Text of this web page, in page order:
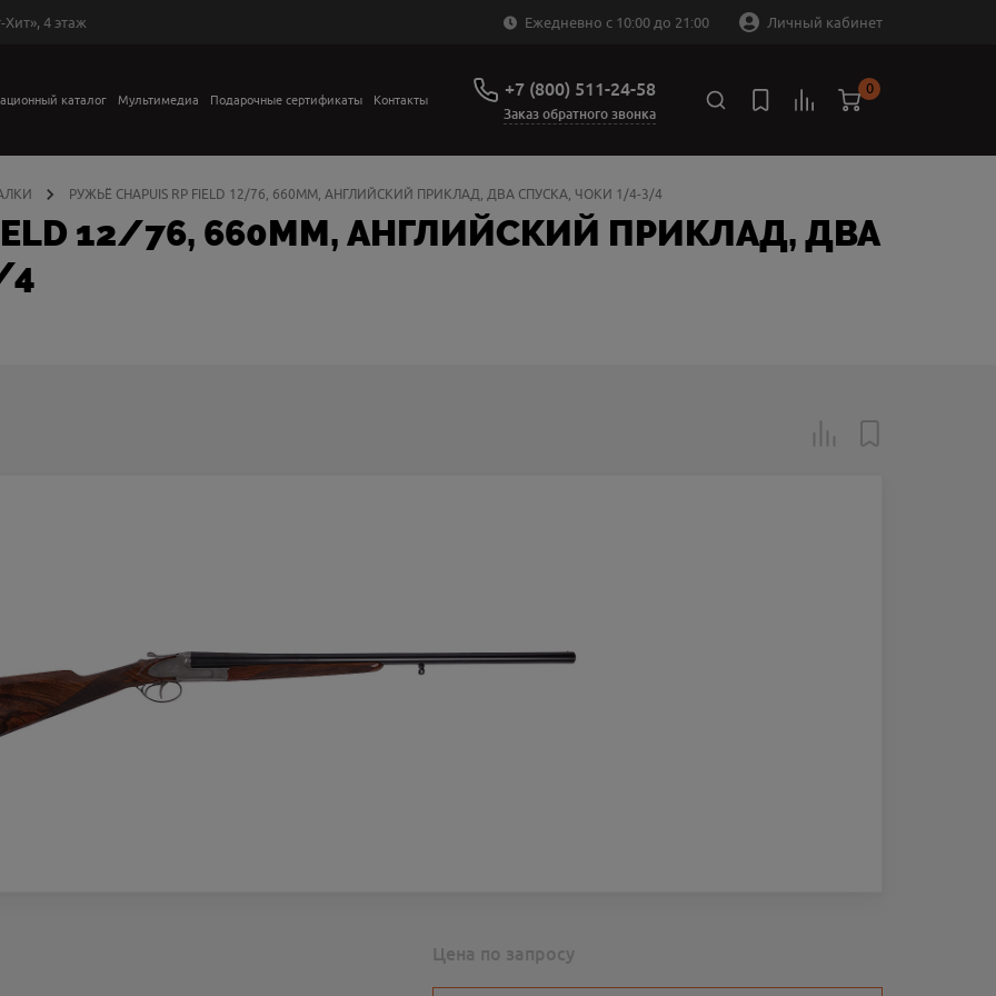
4 этаж Ежедневно с 10:00 до 21:00 Личный кабинет
каталог Мультимедиа Подарочные сертификаты Контакты +7 (800) 511-24-58
Заказ обратного звонка
0
РУЖЬЁ CHAPUIS RP FIELD 12/76, 660ММ, АНГЛИЙСКИЙ ПРИКЛАД, ДВА СПУСКА, ЧОКИ 1/4-3/4
12/76, 660ММ, АНГЛИЙСКИЙ ПРИКЛАД, ДВА
4
Цена по запросу